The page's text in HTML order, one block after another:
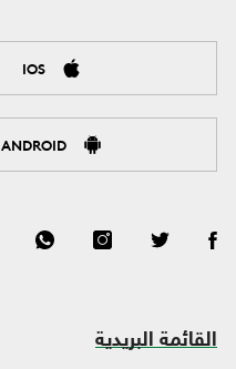
IOS
ANDROID
القائمة البريدية